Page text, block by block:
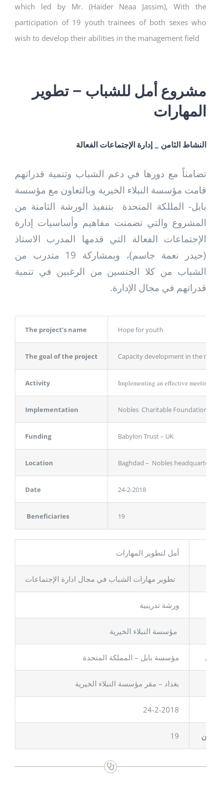
which led by Mr. (Haider Neaa Jassim), With the
participation of 19 youth trainees of both sexes who
wish to develop their abilities in the management field
مشروع أمل للشباب – تطوير
المهارات
النشاط الثامن _ إدارة الإجتماعات الفعالة
تضامناً مع دورها في دعم الشباب وتنمية قدراتهم
قامت مؤسسة النبلاء الخيرية وبالتعاون مع مؤسسة
بابل- المللكة المتحدة بتنفيذ الورشة الثامنة من
المشروع والتي تضمنت مفاهيم وأساسيات إدارة
الإجتماعات الفعالة التي قدمها المدرب الاستاذ
(حيدر نعمة جاسم)، وبمشاركة 19 متدرب من
الشباب من كلا الجنسين من الرغبين في تنمية
قدراتهم في مجال الإدارة.
The project’s name Hope for youth
The goal of the project Capacity development in the
Activity Implementing an effective meeting
Implementation Nobles Charitable Foundation
Funding Babylon Trust – UK
Location Baghdad – Nobles headquarters
Date 24-2-2018
Beneficiaries 19
أمل لتطوير المهارات
تطوير مهارات الشباب في مجال ادارة الإجتماعات
ورشة تدريبية
مؤسسة النبلاء الخيرية
مؤسسة بابل – المملكة المتحدة
بغداد – مقر مؤسسة النبلاء الخيرية
24-2-2018
19